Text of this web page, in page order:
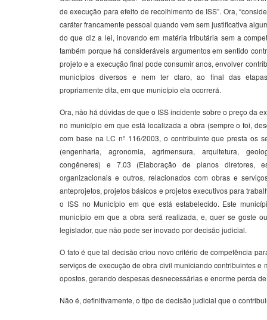
de execução para efeito de recolhimento de ISS”. Ora,
caráter francamente pessoal quando vem sem justificativa
do que diz a lei, inovando em matéria tributária sem a
também porque há consideráveis argumentos em sentido
projeto e a execução final pode consumir anos, envolver
municípios diversos e nem ter claro, ao final das
propriamente dita, em que município ela ocorrerá.
Ora, não há dúvidas de que o ISS incidente sobre o preço da
no município em que está localizada a obra (sempre o foi,
com base na LC nº 116/2003, o contribuinte que presta os
(engenharia, agronomia, agrimensura, arquitetura,
congêneres) e 7.03 (Elaboração de planos diretores,
organizacionais e outros, relacionados com obras e
anteprojetos, projetos básicos e projetos executivos para
o ISS no Município em que está estabelecido. Este
município em que a obra será realizada, e, quer se goste
legislador, que não pode ser inovado por decisão judicial.
O fato é que tal decisão criou novo critério de competência
serviços de execução de obra civil municiando contribuintes e
opostos, gerando despesas desnecessárias e enorme perda
Não é, definitivamente, o tipo de decisão judicial que o